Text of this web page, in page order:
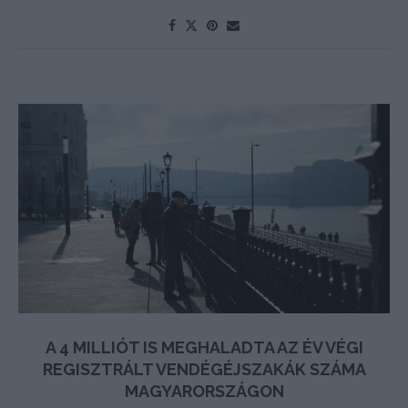
A 4 MILLIÓT IS MEGHALADTA AZ ÉV VÉGI
REGISZTRÁLT VENDÉGÉJSZAKÁK SZÁMA
MAGYARORSZÁGON